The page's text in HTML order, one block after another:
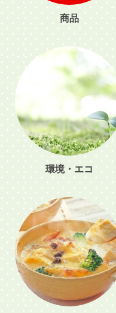
商品
環境・エコ